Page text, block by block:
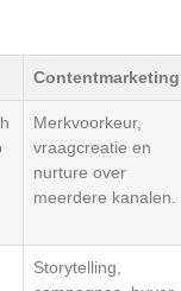
Contentmarketing
Merkvoorkeur,
vraagcreatie en
nurture over
meerdere kanalen.
Storytelling,